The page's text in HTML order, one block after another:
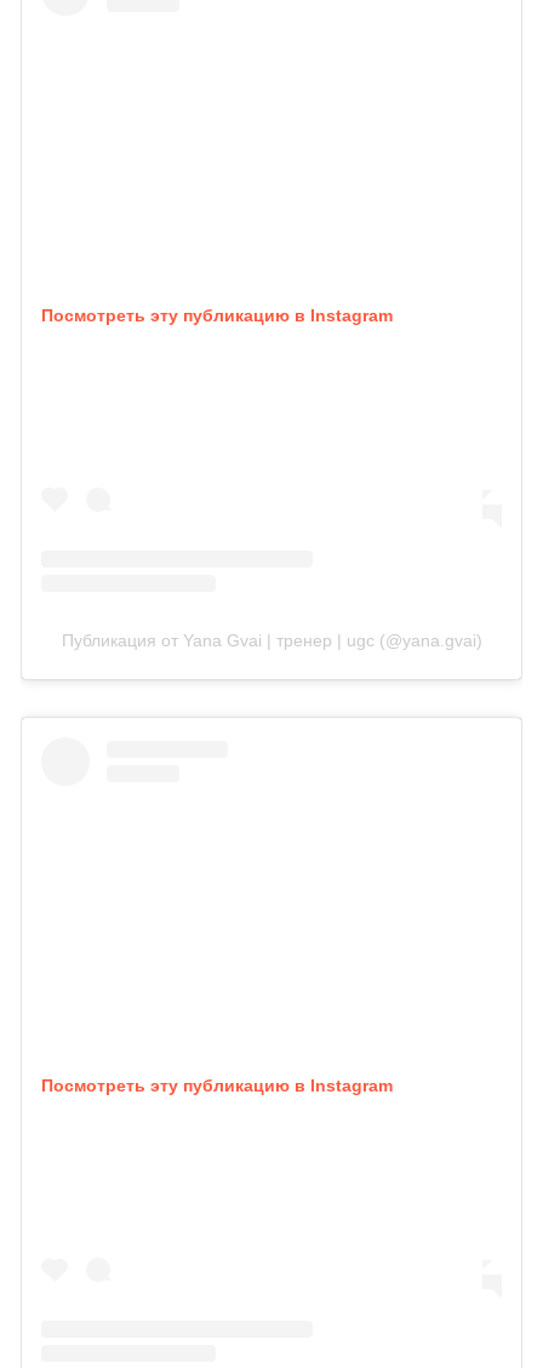
Посмотреть эту публикацию в Instagram
Публикация от Yana Gvai | тренер | ugc (@yana.gvai)
Посмотреть эту публикацию в Instagram